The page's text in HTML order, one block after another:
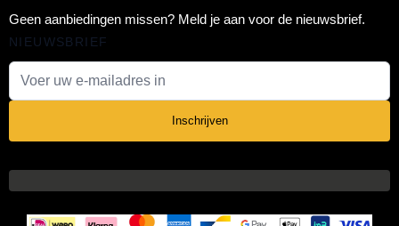
Geen aanbiedingen missen? Meld je aan voor de nieuwsbrief.
NIEUWSBRIEF
Inschrijven